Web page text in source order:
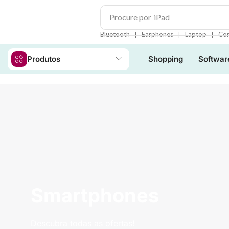
Procure por iPad
Bluetooth ❘ Earphones ❘ Laptop ❘
Produtos Shopping